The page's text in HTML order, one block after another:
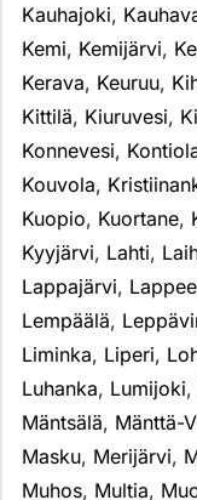
Kauhajoki,
Kemi, Kemijärvi,
Kerava, Keuruu,
Kittilä, Kiuruvesi,
Konnevesi,
Kouvola,
Kuopio, Kuortane,
Kyyjärvi, Lahti,
Lappajärvi,
Lempäälä,
Liminka, Liperi,
Luhanka, Lumijoki,
Mäntsälä, Mänttä-
Masku, Merijärvi,
Muhos, Multia,